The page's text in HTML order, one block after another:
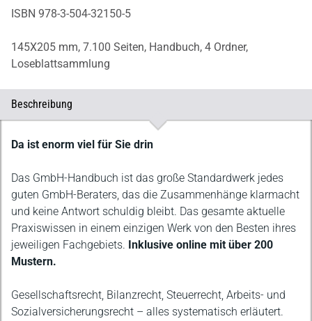
ISBN 978-3-504-32150-5
145X205 mm, 7.100 Seiten, Handbuch, 4 Ordner,
Loseblattsammlung
Beschreibung
Beschreibung
Da ist enorm viel für Sie drin
Das GmbH-Handbuch ist das große Standardwerk jedes
guten GmbH-Beraters, das die Zusammenhänge klarmacht
und keine Antwort schuldig bleibt. Das gesamte aktuelle
Praxiswissen in einem einzigen Werk von den Besten ihres
jeweiligen Fachgebiets. Inklusive online mit über 200
Mustern.
Gesellschaftsrecht, Bilanzrecht, Steuerrecht, Arbeits- und
Sozialversicherungsrecht – alles systematisch erläutert.